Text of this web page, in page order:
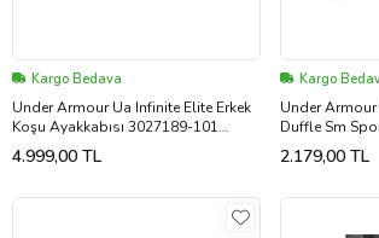
Kargo Bedava
Under Armour Ua Infinite Elite Erkek
Koşu Ayakkabısı 3027189-101
Beyaz
4.999,00 TL
Kargo
Under
Duffle Sm
1369222-001
2.179,00 TL